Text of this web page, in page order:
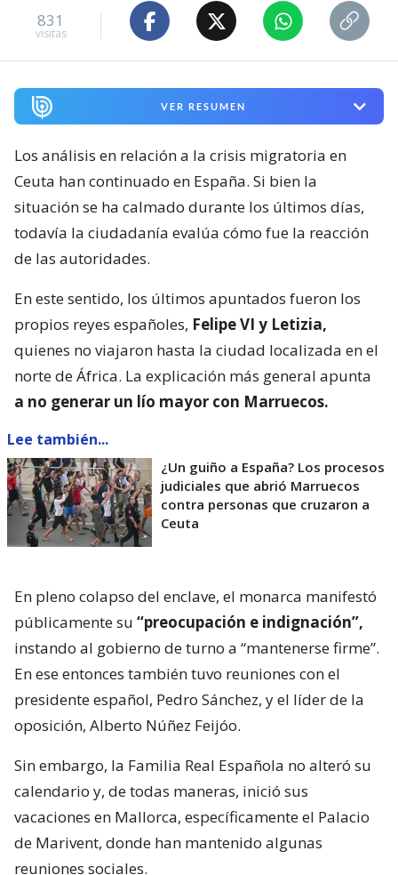
831
visitas
VER RESUMEN
Los análisis en relación a la crisis migratoria en
Ceuta han continuado en España. Si bien la
situación se ha calmado durante los últimos días,
todavía la ciudadanía evalúa cómo fue la reacción
de las autoridades.
En este sentido, los últimos apuntados fueron los
propios reyes españoles, Felipe VI y Letizia,
quienes no viajaron hasta la ciudad localizada en el
norte de África. La explicación más general apunta
a no generar un lío mayor con Marruecos.
Lee también...
¿Un guiño a España? Los procesos
judiciales que abrió Marruecos
contra personas que cruzaron a
Ceuta
En pleno colapso del enclave, el monarca manifestó
públicamente su “preocupación e indignación”,
instando al gobierno de turno a “mantenerse firme”.
En ese entonces también tuvo reuniones con el
presidente español, Pedro Sánchez, y el líder de la
oposición, Alberto Núñez Feijóo.
Sin embargo, la Familia Real Española no alteró su
calendario y, de todas maneras, inició sus
vacaciones en Mallorca, específicamente el Palacio
de Marivent, donde han mantenido algunas
reuniones sociales.